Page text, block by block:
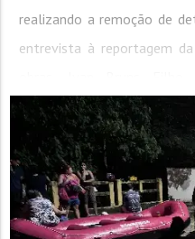
realizando a remoção de
entrevista à reportagem
obras, Ivan Bruns
começaram...